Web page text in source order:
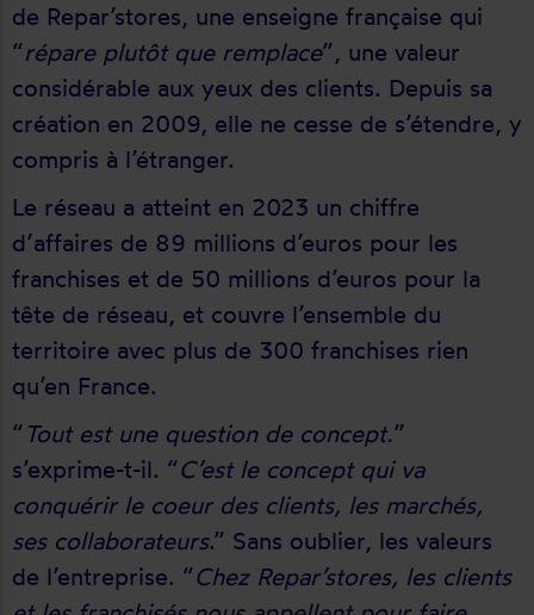
de Repar’stores, une enseigne française qui
“répare plutôt que remplace”, une valeur
considérable aux yeux des clients. Depuis sa
création en 2009, elle ne cesse de s’étendre, y
compris à l’étranger.
Le réseau a atteint en 2023 un chiffre
d’affaires de 89 millions d’euros pour les
franchises et de 50 millions d’euros pour la
tête de réseau, et couvre l’ensemble du
territoire avec plus de 300 franchises rien
qu’en France.
“ Tout est une question de concept.”
s’exprime-t-il. “C’est le concept qui va
conquérir le coeur des clients, les marchés,
ses collaborateurs.” Sans oublier, les valeurs
de l’entreprise. “Chez Repar’stores, les clients